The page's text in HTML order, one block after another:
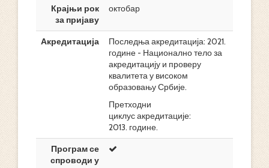
Крајњи рок
за пријаву
октобар
Акредитација
Последња акредитација: 2021.
године - Национално тело за
акредитацију и проверу
квалитета у високом
образовању Србије.
Претходни
циклус акредитације:
2013. године.
Програм се
спроводи у